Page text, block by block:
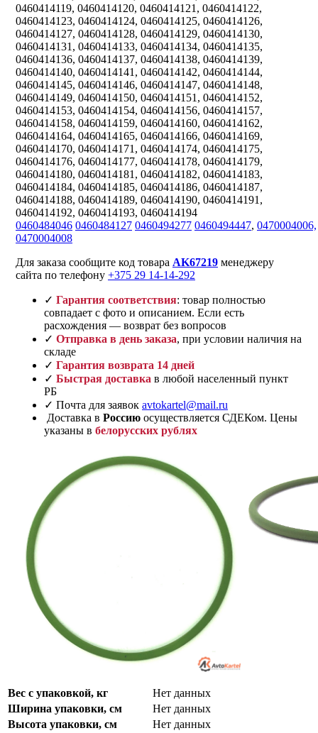
0460414119, 0460414120, 0460414121, 0460414122,
0460414123, 0460414124, 0460414125, 0460414126,
0460414127, 0460414128, 0460414129, 0460414130,
0460414131, 0460414133, 0460414134, 0460414135,
0460414136, 0460414137, 0460414138, 0460414139,
0460414140, 0460414141, 0460414142, 0460414144,
0460414145, 0460414146, 0460414147, 0460414148,
0460414149, 0460414150, 0460414151, 0460414152,
0460414153, 0460414154, 0460414156, 0460414157,
0460414158, 0460414159, 0460414160, 0460414162,
0460414164, 0460414165, 0460414166, 0460414169,
0460414170, 0460414171, 0460414174, 0460414175,
0460414176, 0460414177, 0460414178, 0460414179,
0460414180, 0460414181, 0460414182, 0460414183,
0460414184, 0460414185, 0460414186, 0460414187,
0460414188, 0460414189, 0460414190, 0460414191,
0460414192, 0460414193, 0460414194
0460484046 0460484127 0460494277 0460494447, 0470004006,
0470004008
Для заказа сообщите код товара AK67219 менеджеру
сайта по телефону +375 29 14-14-292
✓ Гарантия соответствия: товар полностью
совпадает с фото и описанием. Если есть
расхождения — возврат без вопросов
✓ Отправка в день заказа, при условии наличия на
складе
✓ Гарантия возврата 14 дней
✓ Быстрая доставка в любой населенный пункт
РБ
✓ Почта для заявок avtokartel@mail.ru
Доставка в Россию осуществляется СДЕКом. Цены
указаны в белорусских рублях
Вес с упаковкой, кг
Нет данных
Ширина упаковки, см
Нет данных
Высота упаковки, см
Нет данных